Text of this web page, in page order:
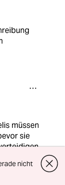
müssen
sie
nicht